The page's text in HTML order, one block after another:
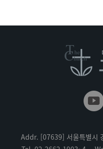
Addr. [07639] 서울특별시